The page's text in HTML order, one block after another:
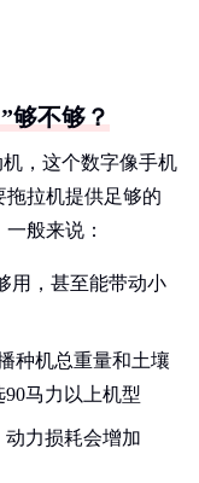
够不够？
，这个数字像手机
拉机提供足够的
般来说：
用，甚至能带动小
种机总重量和土壤
马力以上机型
动力损耗会增加